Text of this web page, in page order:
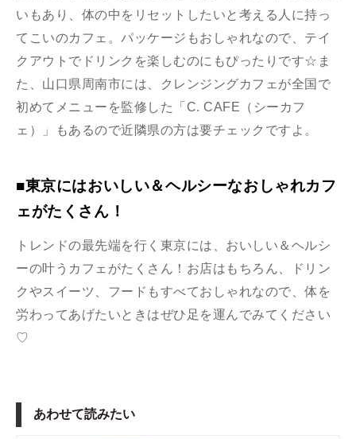
いもあり、体の中をリセットしたいと考える人に持っ
てこいのカフェ。パッケージもおしゃれなので、テイ
クアウトでドリンクを楽しむのにもぴったりです☆ま
た、山口県周南市には、クレンジングカフェが全国で
初めてメニューを監修した「C. CAFE（シーカフ
ェ）」もあるので近隣県の方は要チェックですよ。
■東京にはおいしい＆ヘルシーなおしゃれカフ
ェがたくさん！
トレンドの最先端を行く東京には、おいしい＆ヘルシ
ーの叶うカフェがたくさん！お店はもちろん、ドリン
クやスイーツ、フードもすべておしゃれなので、体を
労わってあげたいときはぜひ足を運んでみてください
♡
あわせて読みたい